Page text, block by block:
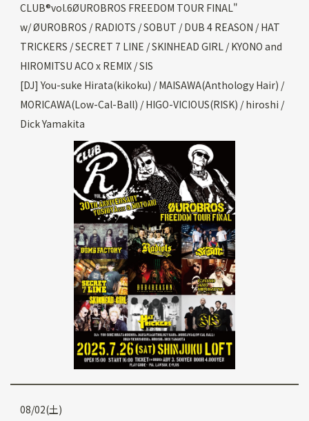
CLUB®️vol.6ØUROBROS FREEDOM TOUR FINAL"
w/ ØUROBROS / RADIOTS / SOBUT / DUB 4 REASON / HAT
TRICKERS / SECRET 7 LINE / SKINHEAD GIRL / KYONO and
HIROMITSU ACO x REMIX / SIS
[DJ] You-suke Hirata(kikoku) / MAISAWA(Anthology Hair) /
MORICAWA(Low-Cal-Ball) / HIGO-VICIOUS(RISK) / hiroshi /
Dick Yamakita
08/02(土)